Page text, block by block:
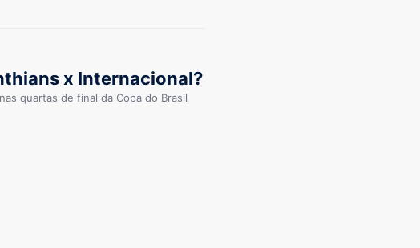
x Internacional?
quartas de final da Copa do Brasil